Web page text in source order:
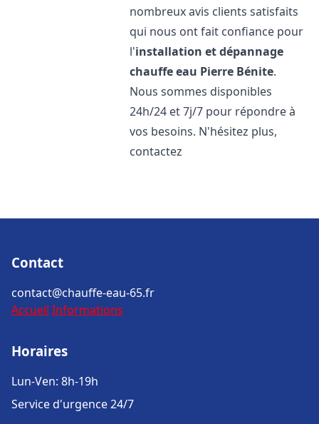
nombreux avis clients satisfaits
qui nous ont fait confiance pour
l'installation et dépannage
chauffe eau Pierre Bénite.
Nous sommes disponibles
24h/24 et 7j/7 pour répondre à
vos besoins. N'hésitez plus,
contactez
Contact
contact@chauffe-eau-65.fr
Accueil Informations
Horaires
Lun-Ven: 8h-19h
Service d'urgence 24/7